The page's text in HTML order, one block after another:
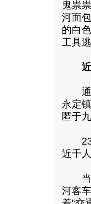
鬼祟
河面
的白
工具
通过
永定
匿于
23
近千
当天
河客